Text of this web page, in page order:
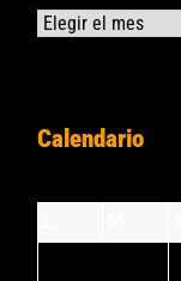
Archivos
Calendario